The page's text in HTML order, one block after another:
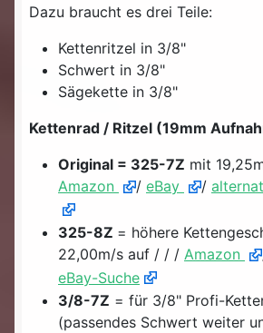
Dazu braucht es drei Teile:
Kettenritzel in 3/8"
Schwert in 3/8"
Sägekette in 3/8"
Kettenrad / Ritzel (19mm
Original = 325-7Z mit
Amazon
/ eBay /
325-8Z = höhere
22,00m/s auf / / / Amazon
eBay-Suche
3/8-7Z = für 3/8" Profi-
(passendes Schwert weiter